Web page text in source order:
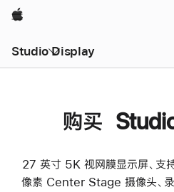
Apple
Studio Display
购买
27 英寸 5K 视网膜显示屏、支
像素 Center Stage 摄像头、录